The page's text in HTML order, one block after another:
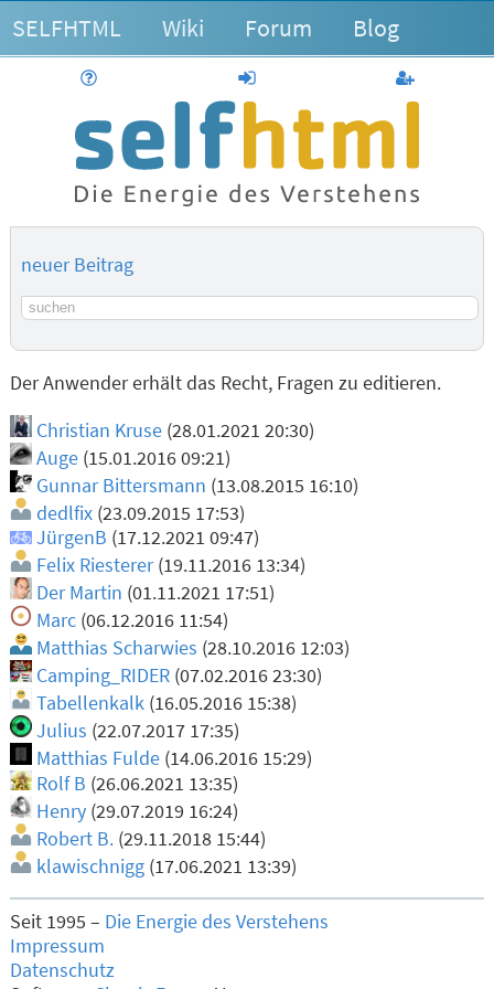
SELFHTML Wiki Forum Blog
anmelden
neuer Beitrag
Suchbegriff
Der Anwender erhält das Recht, Fragen zu editieren.
Christian Kruse(28.01.2021 20:30)
Auge(15.01.2016 09:21)
Gunnar Bittersmann (13.08.2015 16:10)
dedlfix(23.09.2015 17:53)
JürgenB (17.12.2021 09:47)
Felix Riesterer(19.11.2016 13:34)
Der Martin (01.11.2021 17:51)
Marc(06.12.2016 11:54)
Matthias Scharwies (28.10.2016 12:03)
Camping_RIDER(07.02.2016 23:30)
Tabellenkalk(16.05.2016 15:38)
Julius (22.07.2017 17:35)
Matthias Fulde(14.06.2016 15:29)
Rolf B (26.06.2021 13:35)
Henry(29.07.2019 16:24)
Robert B.(29.11.2018 15:44)
klawischnigg(17.06.2021 13:39)
Seit 1995 – Die Energie des Verstehens
Impressum
Datenschutz